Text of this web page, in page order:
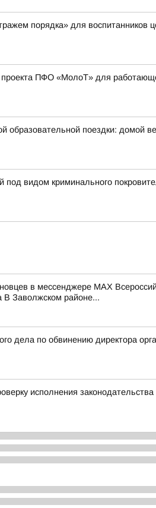
порядка» для воспитанников
проекта ПФО «МолоТ» для
образовательной поездки: домой
видом криминального
в мессенджере MAX
В Заволжском районе...
дела по обвинению директора
исполнения